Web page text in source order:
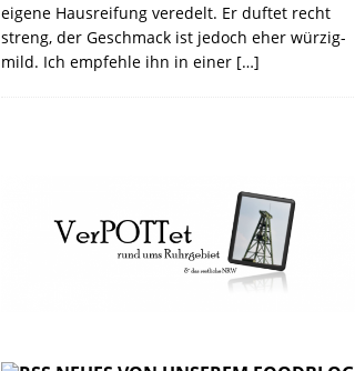
eigene Hausreifung veredelt. Er duftet recht
streng, der Geschmack ist jedoch eher würzig-
mild. Ich empfehle ihn in einer […]